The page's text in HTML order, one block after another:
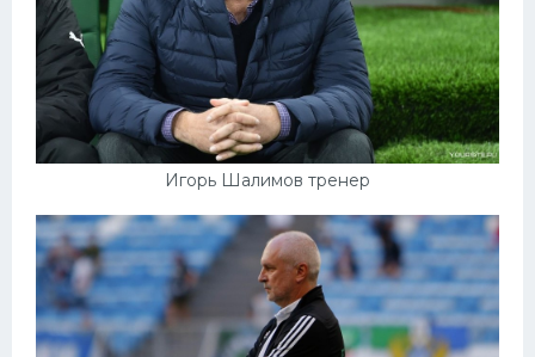
Игорь Шалимов тренер